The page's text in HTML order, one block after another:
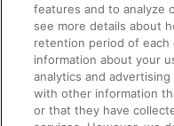
プライバシーオプション 会社概要
ご利用ガイド サイトマップ お
Do Not Sell or Share My
会員メニュー
ログイン 会員規約 新規会員登録
その他のご案内
features and to analyze
see more details about
retention period of each
information about your
analytics and
with other information
or that they have